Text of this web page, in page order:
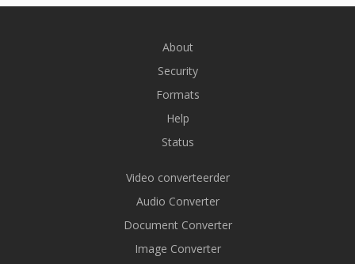
About
Security
Formats
Help
Status
Video converteerder
Audio Converter
Document Converter
Image Converter